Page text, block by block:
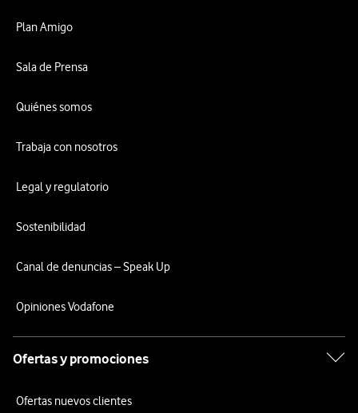
Plan Amigo
Sala de Prensa
Quiénes somos
Trabaja con nosotros
Legal y regulatorio
Sostenibilidad
Canal de denuncias – Speak Up
Opiniones Vodafone
Ofertas y promociones
Ofertas nuevos clientes